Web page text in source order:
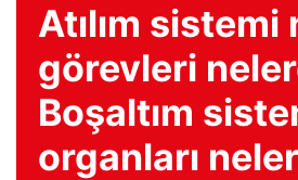
Atılım sistemi
görevleri
Boşaltım
organları